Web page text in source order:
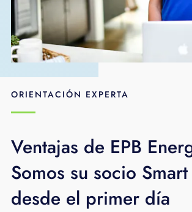
ORIENTACIÓN EXPERTA
Ventajas de EPB
Somos su socio
desde el primer día